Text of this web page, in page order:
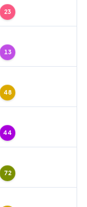
23
13
48
44
72